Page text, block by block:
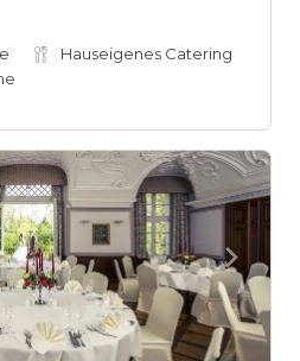
Hauseigenes Catering